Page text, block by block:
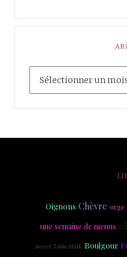
Oignons Chèvre orge
une semaine de menus
Sweet Table Hulk Boulgour